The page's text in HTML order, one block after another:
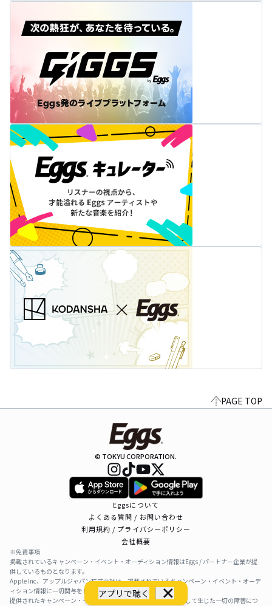
アプリで聴く
PAGE TOP
© TOKYU CORPORATION.
Eggsについて
よくある質問 / お問い合わせ
利用規約 / プライバシーポリシー
会社概要
※免責事項
掲載されているキャンペーン・イベント・オーディション情報はEggs / パートナー企業が提
供しているものとなります。
Apple Inc、アップルジャパン株式会社は、掲載されているキャンペーン・イベント・オーデ
ィション情報に一切関与をしておりません。
提供されたキャンペーン・イベント・オーディション情報を利用して生じた一切の障害につ